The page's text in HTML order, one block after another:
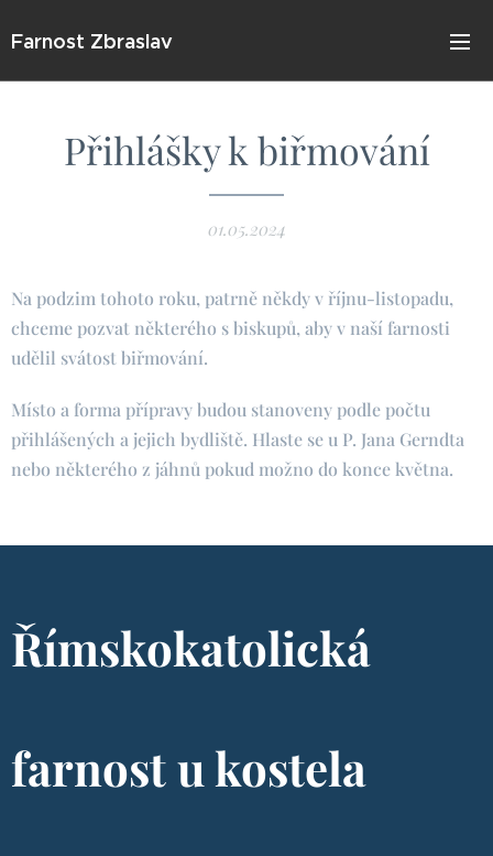
Farnost Zbraslav
Přihlášky k biřmování
01.05.2024
Na podzim tohoto roku, patrně někdy v říjnu-listopadu,
chceme pozvat některého s biskupů, aby v naší farnosti
udělil svátost biřmování.
Místo a forma přípravy budou stanoveny podle počtu
přihlášených a jejich bydliště. Hlaste se u P. Jana Gerndta
nebo některého z jáhnů pokud možno do konce května.
Římskokatolická
farnost u kostela